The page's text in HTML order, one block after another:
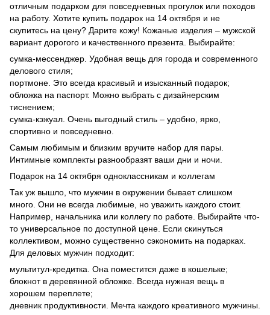
отличным подарком для повседневных прогулок или походов
на работу. Хотите купить подарок на 14 октября и не
скупитесь на цену? Дарите кожу! Кожаные изделия – мужской
вариант дорогого и качественного презента. Выбирайте:
сумка-мессенджер. Удобная вещь для города и современного
делового стиля;
портмоне. Это всегда красивый и изысканный подарок;
обложка на паспорт. Можно выбрать с дизайнерским
тиснением;
сумка-кэжуал. Очень выгодный стиль – удобно, ярко,
спортивно и повседневно.
Самым любимым и близким вручите набор для пары.
Интимные комплекты разнообразят ваши дни и ночи.
Подарок на 14 октября одноклассникам и коллегам
Так уж вышло, что мужчин в окружении бывает слишком
много. Они не всегда любимые, но уважить каждого стоит.
Например, начальника или коллегу по работе. Выбирайте что-
то универсальное по доступной цене. Если скинуться
коллективом, можно существенно сэкономить на подарках.
Для деловых мужчин подходит:
мультитул-кредитка. Она поместится даже в кошельке;
блокнот в деревянной обложке. Всегда нужная вещь в
хорошем переплете;
дневник продуктивности. Мечта каждого креативного мужчины.